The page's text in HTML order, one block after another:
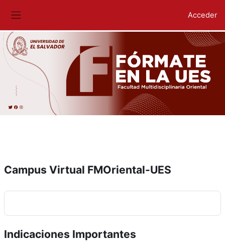
Acceder
Campus Virtual FMOriental-UES
Indicaciones Importantes